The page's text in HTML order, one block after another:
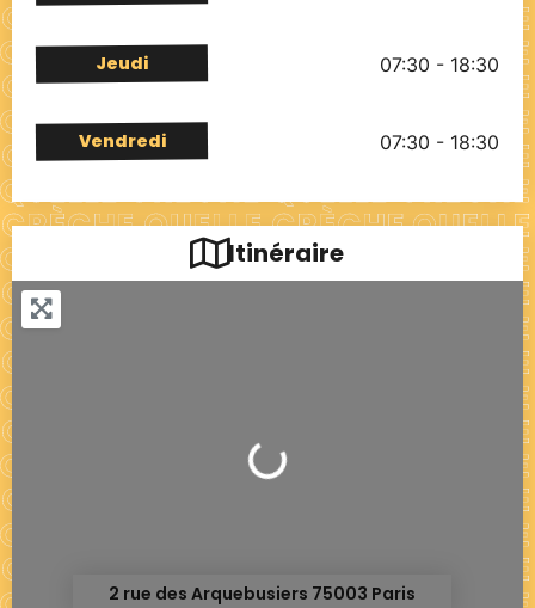
Jeudi 07:30 - 18:30
Vendredi 07:30 - 18:30
Itinéraire
Chargement...
2 rue des Arquebusiers 75003 Paris